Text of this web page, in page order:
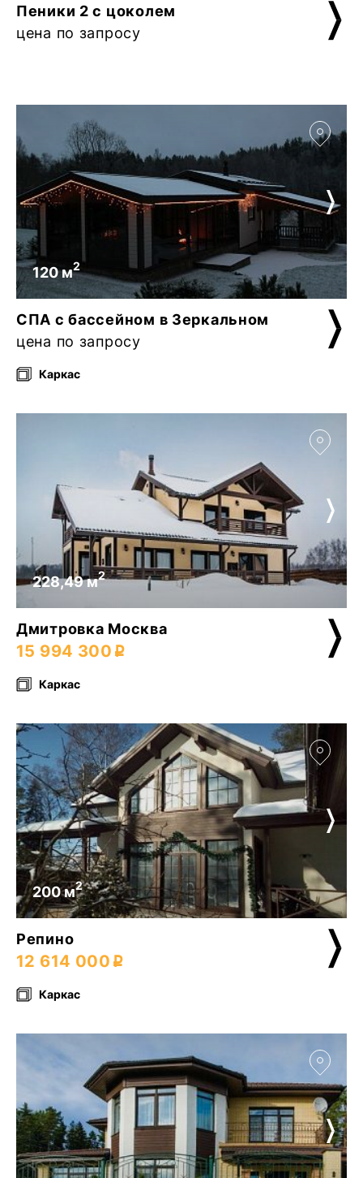
Пеники 2 с цоколем
цена по запросу
120 м2
СПА с бассейном в Зеркальном
цена по запросу
Каркас
228,49 м2
Дмитровка Москва
15 994 300
Каркас
200 м2
Репино
12 614 000
Каркас